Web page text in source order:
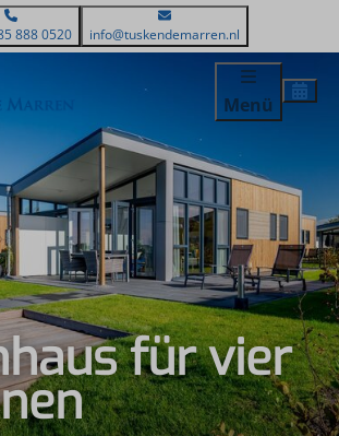
888 0520 info@tuskendemarren.nl
Menü
für vier